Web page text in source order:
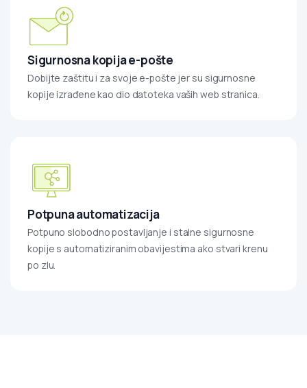
Sigurnosna kopija e-pošte
Dobijte zaštitu i za svoje e-pošte jer su sigurnosne
kopije izrađene kao dio datoteka vaših web stranica.
Potpuna automatizacija
Potpuno slobodno postavljanje i stalne sigurnosne
kopije s automatiziranim obavijestima ako stvari krenu
po zlu.